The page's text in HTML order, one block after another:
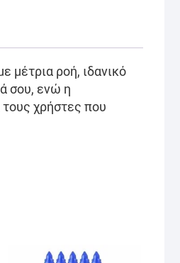
μέτρια ροή, ιδανικό
σου, ενώ η
χρήστες που